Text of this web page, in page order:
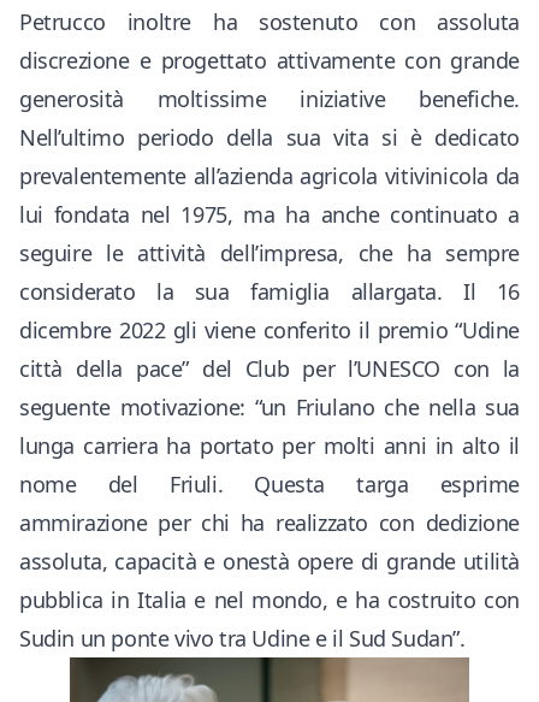
Petrucco inoltre ha sostenuto con assoluta
discrezione e progettato attivamente con grande
generosità moltissime iniziative benefiche.
Nell’ultimo periodo della sua vita si è dedicato
prevalentemente all’azienda agricola vitivinicola da
lui fondata nel 1975, ma ha anche continuato a
seguire le attività dell’impresa, che ha sempre
considerato la sua famiglia allargata. Il 16
dicembre 2022 gli viene conferito il premio “Udine
città della pace” del Club per l’UNESCO con la
seguente motivazione: “un Friulano che nella sua
lunga carriera ha portato per molti anni in alto il
nome del Friuli. Questa targa esprime
ammirazione per chi ha realizzato con dedizione
assoluta, capacità e onestà opere di grande utilità
pubblica in Italia e nel mondo, e ha costruito con
Sudin un ponte vivo tra Udine e il Sud Sudan”.